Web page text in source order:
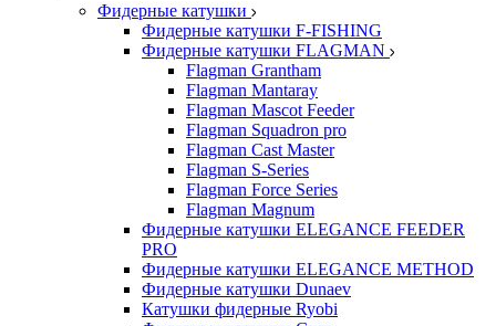
Фидерные катушки
Фидерные катушки F-FISHING
Фидерные катушки FLAGMAN
Flagman Grantham
Flagman Mantaray
Flagman Mascot Feeder
Flagman Squadron pro
Flagman Cast Master
Flagman S-Series
Flagman Force Series
Flagman Magnum
Фидерные катушки ELEGANCE FEEDER
PRO
Фидерные катушки ELEGANCE METHOD
Фидерные катушки Dunaev
Катушки фидерные Ryobi